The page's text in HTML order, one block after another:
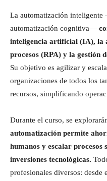
La automatización
automatización cognitiva—
inteligencia artificial (IA), la
procesos (RPA) y la gestión
Su objetivo es agilizar y
organizaciones de todos los
recursos, simplificando
Durante el curso, se
automatización permite
humanos y escalar procesos
inversiones tecnológicas.
profesionales diversos: desde